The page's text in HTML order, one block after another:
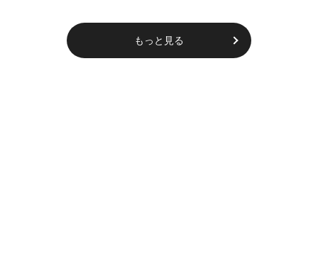
もっと見る